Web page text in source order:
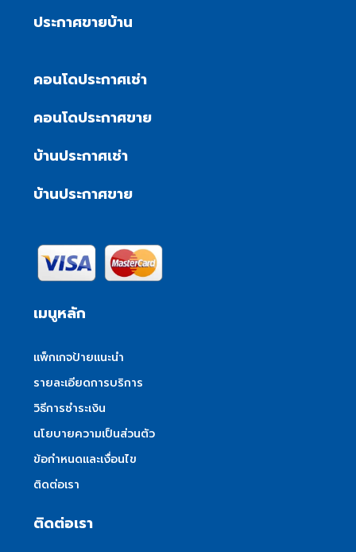
ประกาศขายบ้าน
คอนโดประกาศเช่า
คอนโดประกาศขาย
บ้านประกาศเช่า
บ้านประกาศขาย
เมนูหลัก
แพ็กเกจป้ายแนะนำ
รายละเอียดการบริการ
วิธีการชำระเงิน
นโยบายความเป็นส่วนตัว
ข้อกำหนดและเงื่อนไข
ติดต่อเรา
ติดต่อเรา